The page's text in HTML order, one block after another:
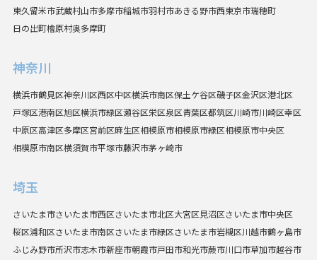
東久留米市武蔵村山市多摩市稲城市羽村市あきる野市西東京市瑞穂町
日の出町檜原村奥多摩町
神奈川
横浜市鶴見区神奈川区西区中区横浜市南区保土ケ谷区磯子区金沢区港北区
戸塚区港南区旭区横浜市緑区瀬谷区栄区泉区青葉区都筑区川崎市川崎区幸区
中原区高津区多摩区宮前区麻生区相模原市相模原市緑区相模原市中央区
相模原市南区横須賀市平塚市藤沢市茅ヶ崎市
埼玉
さいたま市さいたま市西区さいたま市北区大宮区見沼区さいたま市中央区
桜区浦和区さいたま市南区さいたま市緑区さいたま市岩槻区川越市鶴ヶ島市
ふじみ野市所沢市志木市新座市朝霞市戸田市和光市蕨市川口市草加市越谷市